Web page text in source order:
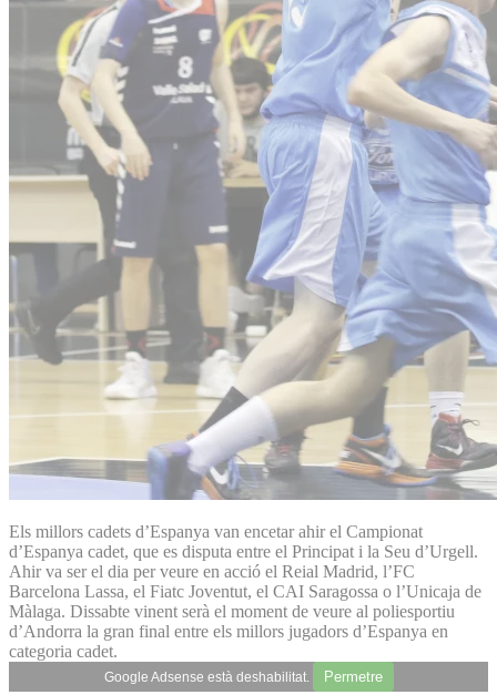
Els millors cadets d’Espanya van encetar ahir el Campionat
d’Espanya cadet, que es disputa entre el Principat i la Seu d’Urgell.
Ahir va ser el dia per veure en acció el Reial Madrid, l’FC
Barcelona Lassa, el Fiatc Joventut, el CAI Saragossa o l’Unicaja de
Màlaga. Dissabte vinent serà el moment de veure al poliesportiu
d’Andorra la gran final entre els millors jugadors d’Espanya en
categoria cadet.
Google Adsense està deshabilitat. Permetre